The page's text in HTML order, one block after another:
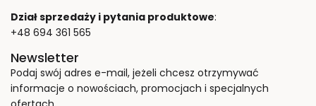
Dział sprzedaży i pytania produktowe:
+48 694 361 565
Newsletter
Podaj swój adres e-mail, jeżeli chcesz otrzymywać
informacje o nowościach, promocjach i specjalnych